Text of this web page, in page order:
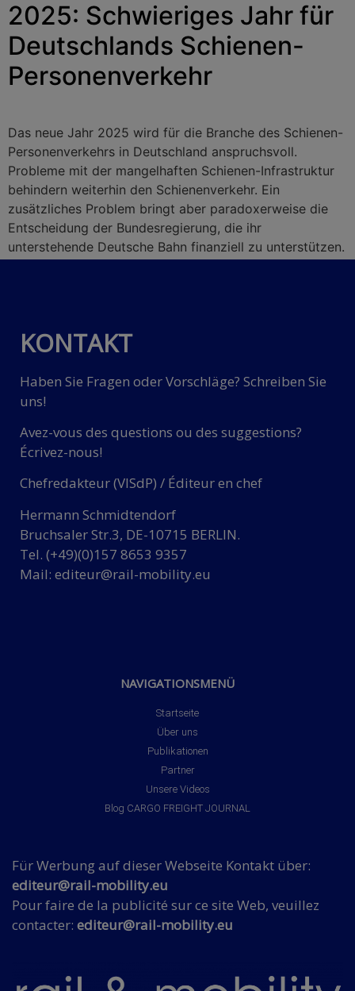
2025: Schwieriges Jahr für
Deutschlands Schienen-
Personenverkehr
Das neue Jahr 2025 wird für die Branche des Schienen-
Personenverkehrs in Deutschland anspruchsvoll.
Probleme mit der mangelhaften Schienen-Infrastruktur
behindern weiterhin den Schienenverkehr. Ein
zusätzliches Problem bringt aber paradoxerweise die
Entscheidung der Bundesregierung, die ihr
unterstehende Deutsche Bahn finanziell zu unterstützen.
KONTAKT
Haben Sie Fragen oder Vorschläge? Schreiben Sie
uns!
Avez-vous des questions ou des suggestions?
Écrivez-nous!
Chefredakteur (VISdP) / Éditeur en chef
Hermann Schmidtendorf
Bruchsaler Str.3, DE-10715 BERLIN.
Tel. (+49)(0)157 8653 9357
Mail: editeur@rail-mobility.eu
NAVIGATIONSMENÜ
Startseite
Über uns
Publikationen
Partner
Unsere Videos
Blog CARGO FREIGHT JOURNAL
Für Werbung auf dieser Webseite Kontakt über:
editeur@rail-mobility.eu
Pour faire de la publicité sur ce site Web, veuillez
contacter: editeur@rail-mobility.eu